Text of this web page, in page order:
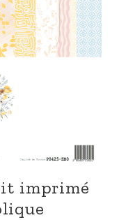
imprimé